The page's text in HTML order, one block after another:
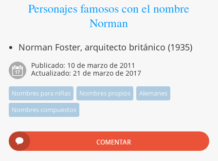
Personajes famosos con el nombre
Norman
Norman Foster, arquitecto británico (1935)
Publicado: 10 de marzo de 2011
Actualizado: 21 de marzo de 2017
Nombres para niñas Nombres propios
Alemanes
Nombres compuestos
COMENTAR